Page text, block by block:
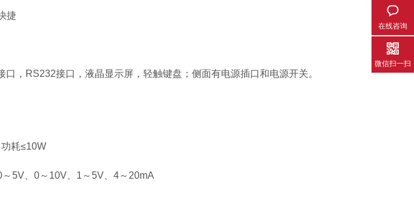
捷
，RS232接口，液晶显示屏，轻触键盘；侧面有电源插口和电源开关。
耗≤10W
5V、0～10V、1～5V、4～20mA
在线咨询
微信扫一扫